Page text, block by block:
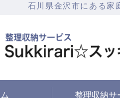
石川県金沢市にある家
整理収納サ